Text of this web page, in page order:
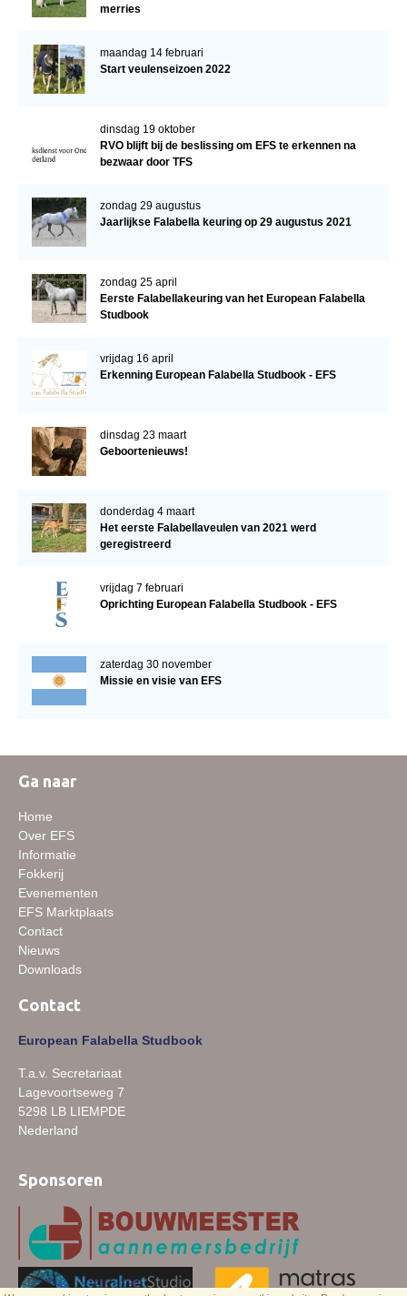
merries
maandag 14 februari
Start veulenseizoen 2022
dinsdag 19 oktober
RVO blijft bij de beslissing om EFS te erkennen na
bezwaar door TFS
zondag 29 augustus
Jaarlijkse Falabella keuring op 29 augustus 2021
zondag 25 april
Eerste Falabellakeuring van het European Falabella
Studbook
vrijdag 16 april
Erkenning European Falabella Studbook - EFS
dinsdag 23 maart
Geboortenieuws!
donderdag 4 maart
Het eerste Falabellaveulen van 2021 werd
geregistreerd
vrijdag 7 februari
Oprichting European Falabella Studbook - EFS
zaterdag 30 november
Missie en visie van EFS
Ga naar
Home
Over EFS
Informatie
Fokkerij
Evenementen
EFS Marktplaats
Contact
Nieuws
Downloads
Contact
European Falabella Studbook
T.a.v. Secretariaat
Lagevoortseweg 7
5298 LB LIEMPDE
Nederland
Sponsoren